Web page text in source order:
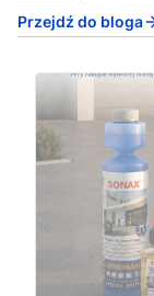
Przejdź do bloga